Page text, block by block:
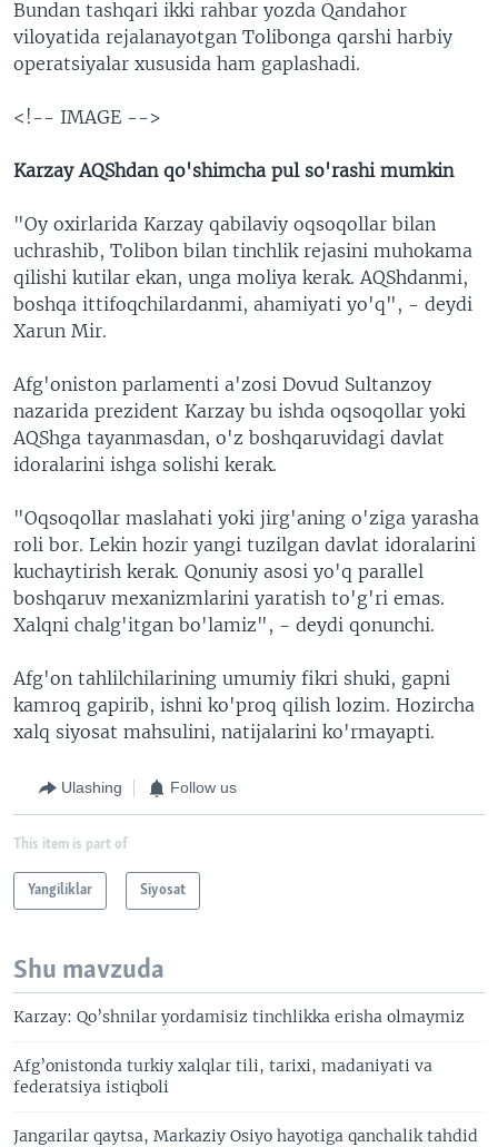
Bundan tashqari ikki rahbar yozda Qandahor
viloyatida rejalanayotgan Tolibonga qarshi harbiy
operatsiyalar xususida ham gaplashadi.
<!-- IMAGE -->
Karzay AQShdan qo'shimcha pul so'rashi mumkin
"Oy oxirlarida Karzay qabilaviy oqsoqollar bilan
uchrashib, Tolibon bilan tinchlik rejasini muhokama
qilishi kutilar ekan, unga moliya kerak. AQShdanmi,
boshqa ittifoqchilardanmi, ahamiyati yo'q", - deydi
Xarun Mir.
Afg'oniston parlamenti a'zosi Dovud Sultanzoy
nazarida prezident Karzay bu ishda oqsoqollar yoki
AQShga tayanmasdan, o'z boshqaruvidagi davlat
idoralarini ishga solishi kerak.
"Oqsoqollar maslahati yoki jirg'aning o'ziga yarasha
roli bor. Lekin hozir yangi tuzilgan davlat idoralarini
kuchaytirish kerak. Qonuniy asosi yo'q parallel
boshqaruv mexanizmlarini yaratish to'g'ri emas.
Xalqni chalg'itgan bo'lamiz", - deydi qonunchi.
Afg'on tahlilchilarining umumiy fikri shuki, gapni
kamroq gapirib, ishni ko'proq qilish lozim. Hozircha
xalq siyosat mahsulini, natijalarini ko'rmayapti.
Ulashing Follow us
This item is part of
Yangiliklar Siyosat
Shu mavzuda
Karzay: Qo’shnilar yordamisiz tinchlikka erisha olmaymiz
Afg’onistonda turkiy xalqlar tili, tarixi, madaniyati va
federatsiya istiqboli
Jangarilar qaytsa, Markaziy Osiyo hayotiga qanchalik tahdid